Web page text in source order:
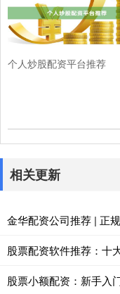
个人炒股配资平台推荐
相关更新
金华配资公司推荐 | 正
股票配资软件推荐：十
股票小额配资：新手入